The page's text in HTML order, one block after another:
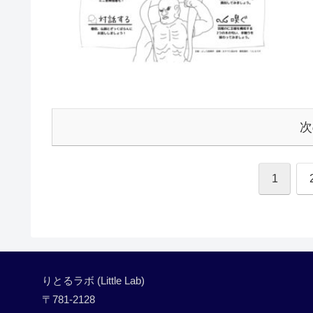
1
りとるラボ (Little Lab)
〒781-2128